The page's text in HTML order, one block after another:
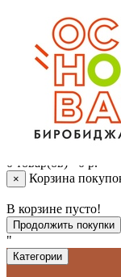
Личный
Корзина
+ 7 (924) 6409420
г.
0 товар(ов) - 0 р.
× Корзина
В корзине пусто!
Продолжить покупки
"
Категории